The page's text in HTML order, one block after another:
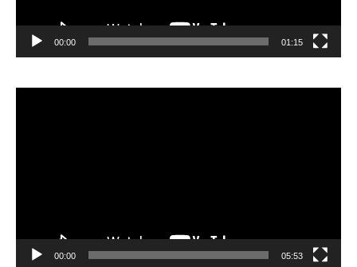
00:00 01:15
00:00 05:53